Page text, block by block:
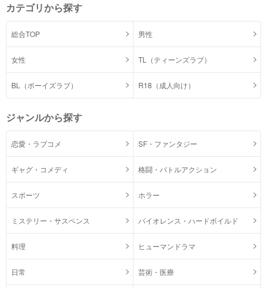
カテゴリから探す
総合TOP 男性
女性 TL（ティーンズラブ）
BL（ボーイズラブ） R18（成人向け）
ジャンルから探す
恋愛・ラブコメ SF・ファンタジー
ギャグ・コメディ 格闘・バトルアクション
スポーツ ホラー
ミステリー・サスペンス バイオレンス・ハードボイルド
料理 ヒューマンドラマ
日常 芸術・医療